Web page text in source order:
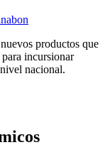
productos que
incursionar
nacional.